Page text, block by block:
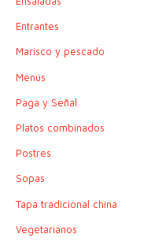
Entrantes
Marisco y pescado
Menús
Paga y Señal
Platos combinados
Postres
Sopas
Tapa tradicional china
Vegetarianos